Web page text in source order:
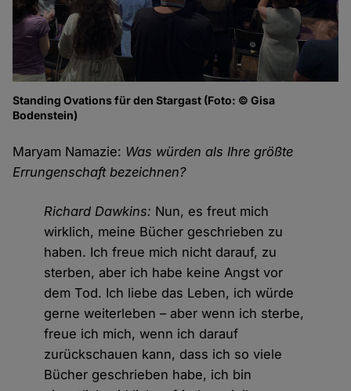
Standing Ovations für den Stargast (Foto: © Gisa
Bodenstein)
Maryam Namazie: Was würden als Ihre größte
Errungenschaft bezeichnen?
Richard Dawkins: Nun, es freut mich
wirklich, meine Bücher geschrieben zu
haben. Ich freue mich nicht darauf, zu
sterben, aber ich habe keine Angst vor
dem Tod. Ich liebe das Leben, ich würde
gerne weiterleben – aber wenn ich sterbe,
freue ich mich, wenn ich darauf
zurückschauen kann, dass ich so viele
Bücher geschrieben habe, ich bin